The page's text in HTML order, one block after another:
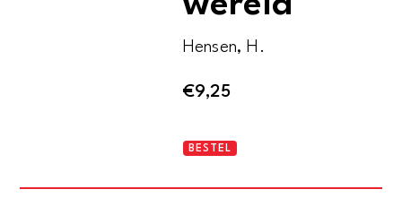
Hensen, H.
€9,25
Geworpen
BESTEL